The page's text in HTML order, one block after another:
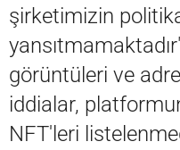
şirketimizin
görüntüleri ve
iddialar,
NFT'leri